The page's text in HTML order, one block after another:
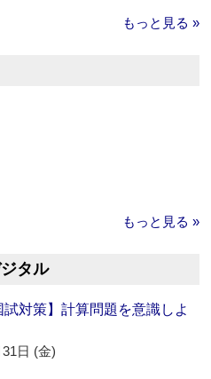
もっと見る »
もっと見る »
タル
試対策】計算問題を意識しよ
日 (金)